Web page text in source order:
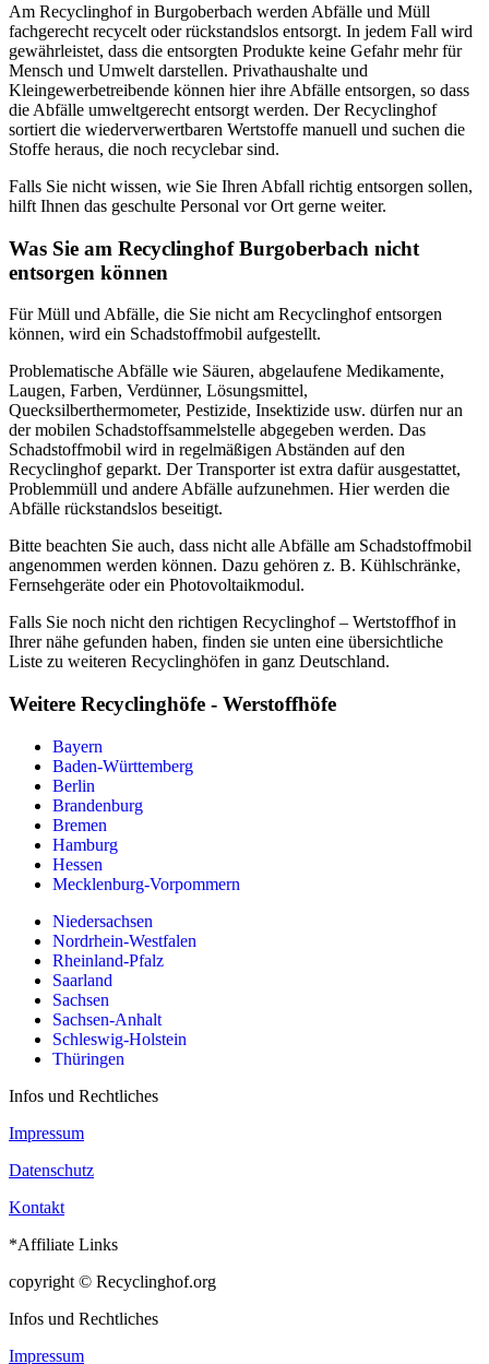
Am Recyclinghof in Burgoberbach werden Abfälle und Müll
fachgerecht recycelt oder rückstandslos entsorgt. In jedem Fall wird
gewährleistet, dass die entsorgten Produkte keine Gefahr mehr für
Mensch und Umwelt darstellen. Privathaushalte und
Kleingewerbetreibende können hier ihre Abfälle entsorgen, so dass
die Abfälle umweltgerecht entsorgt werden. Der Recyclinghof
sortiert die wiederverwertbaren Wertstoffe manuell und suchen die
Stoffe heraus, die noch recyclebar sind.
Falls Sie nicht wissen, wie Sie Ihren Abfall richtig entsorgen sollen,
hilft Ihnen das geschulte Personal vor Ort gerne weiter.
Was Sie am Recyclinghof Burgoberbach nicht
entsorgen können
Für Müll und Abfälle, die Sie nicht am Recyclinghof entsorgen
können, wird ein Schadstoffmobil aufgestellt.
Problematische Abfälle wie Säuren, abgelaufene Medikamente,
Laugen, Farben, Verdünner, Lösungsmittel,
Quecksilberthermometer, Pestizide, Insektizide usw. dürfen nur an
der mobilen Schadstoffsammelstelle abgegeben werden. Das
Schadstoffmobil wird in regelmäßigen Abständen auf den
Recyclinghof geparkt. Der Transporter ist extra dafür ausgestattet,
Problemmüll und andere Abfälle aufzunehmen. Hier werden die
Abfälle rückstandslos beseitigt.
Bitte beachten Sie auch, dass nicht alle Abfälle am Schadstoffmobil
angenommen werden können. Dazu gehören z. B. Kühlschränke,
Fernsehgeräte oder ein Photovoltaikmodul.
Falls Sie noch nicht den richtigen Recyclinghof – Wertstoffhof in
Ihrer nähe gefunden haben, finden sie unten eine übersichtliche
Liste zu weiteren Recyclinghöfen in ganz Deutschland.
Weitere Recyclinghöfe - Werstoffhöfe
Bayern
Baden-Württemberg
Berlin
Brandenburg
Bremen
Hamburg
Hessen
Mecklenburg-Vorpommern
Niedersachsen
Nordrhein-Westfalen
Rheinland-Pfalz
Saarland
Sachsen
Sachsen-Anhalt
Schleswig-Holstein
Thüringen
Infos und Rechtliches
Impressum
Datenschutz
Kontakt
*Affiliate Links
copyright © Recyclinghof.org
Infos und Rechtliches
Impressum